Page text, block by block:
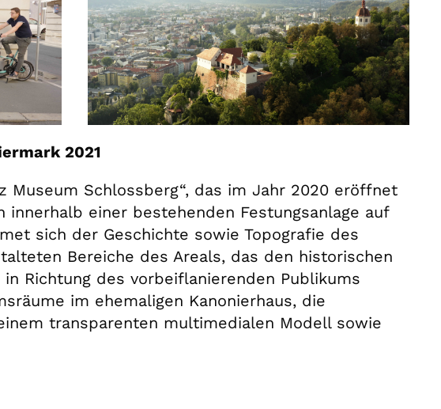
2021
Museum Schlossberg“, das im Jahr 2020 eröffnet
einer bestehenden Festungsanlage auf
sich der Geschichte sowie Topografie des
Bereiche des Areals, das den historischen
Richtung des vorbeiflanierenden Publikums
im ehemaligen Kanonierhaus, die
transparenten multimedialen Modell sowie